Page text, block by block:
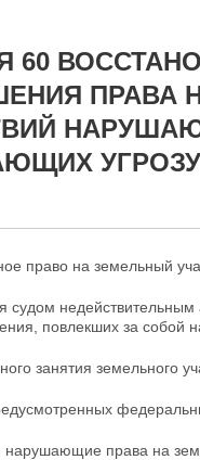
60
ПРАВА
право на земельный
судом недействительным
повлекших за собой
занятия земельного
нарушающие права на